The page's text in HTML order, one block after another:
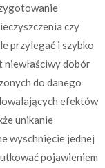
czy
przylegać i szybko
niewłaściwy dobór
do danego
efektów
unikanie
wyschnięcie jednej
pojawieniem